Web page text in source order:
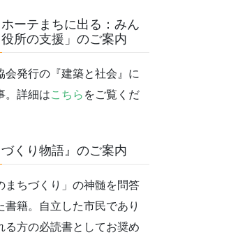
ホーテまちに出る：みん
所の支援」のご案内
会発行の『建築と社会』に
。詳細はこちら をご覧くだ
づくり物語』のご案内
まちづくり」の神髄を問答
書籍。自立した市民であり
る方の必読書としてお奨め